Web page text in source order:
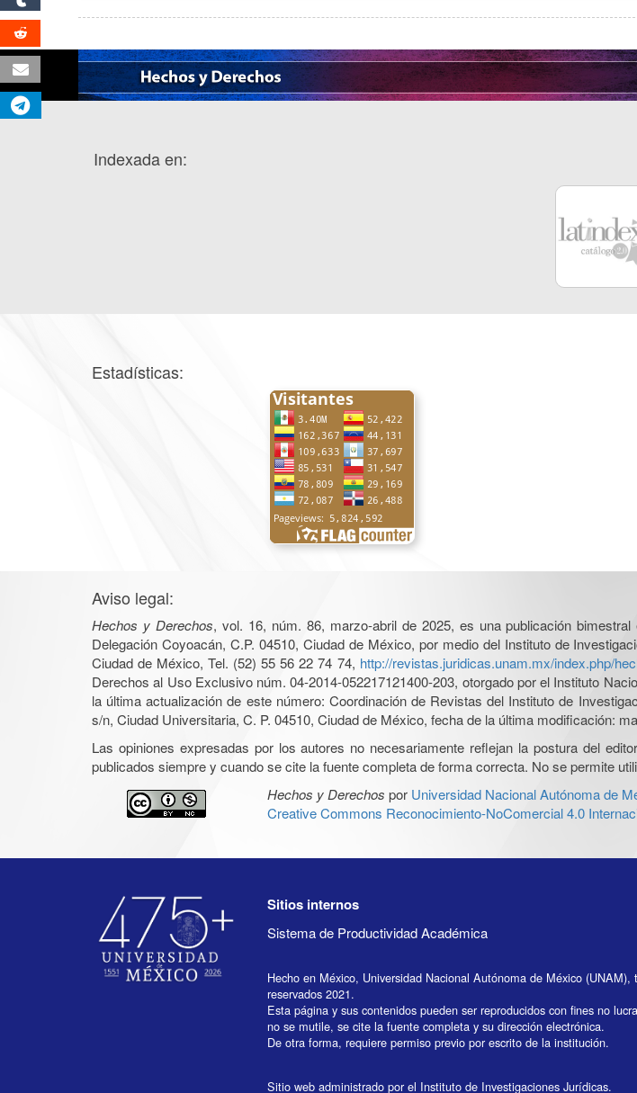
Indexada en:
Estadísticas:
Aviso legal:
Hechos y Derechos, vol. 16, núm. 86, marzo-abril de 2025, es una publicación
Delegación Coyoacán, C.P. 04510, Ciudad de México, por medio del Instituto de
Ciudad de México, Tel. (52) 55 56 22 74 74, http://revistas.juridicas.unam.mx/index.php/
Derechos al Uso Exclusivo núm. 04-2014-052217121400-203, otorgado por el Instituto
la última actualización de este número: Coordinación de Revistas del Instituto de
s/n, Ciudad Universitaria, C. P. 04510, Ciudad de México, fecha de la última modificación:
Las opiniones expresadas por los autores no necesariamente reflejan la postura del
publicados siempre y cuando se cite la fuente completa de forma correcta. No se permite
Hechos y Derechos por Universidad Nacional Autónoma de
Creative Commons Reconocimiento-NoComercial 4.0
Sitios internos
Sistema de Productividad Académica
Hecho en México, Universidad Nacional Autónoma de México (UNAM),
reservados 2021.
Esta página y sus contenidos pueden ser reproducidos con fines no
no se mutile, se cite la fuente completa y su dirección electrónica.
De otra forma, requiere permiso previo por escrito de la institución.
Sitio web administrado por el Instituto de Investigaciones Jurídicas.